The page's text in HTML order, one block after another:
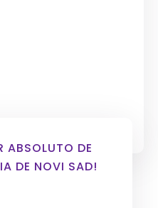
ABSOLUTO DE
DE NOVI SAD!